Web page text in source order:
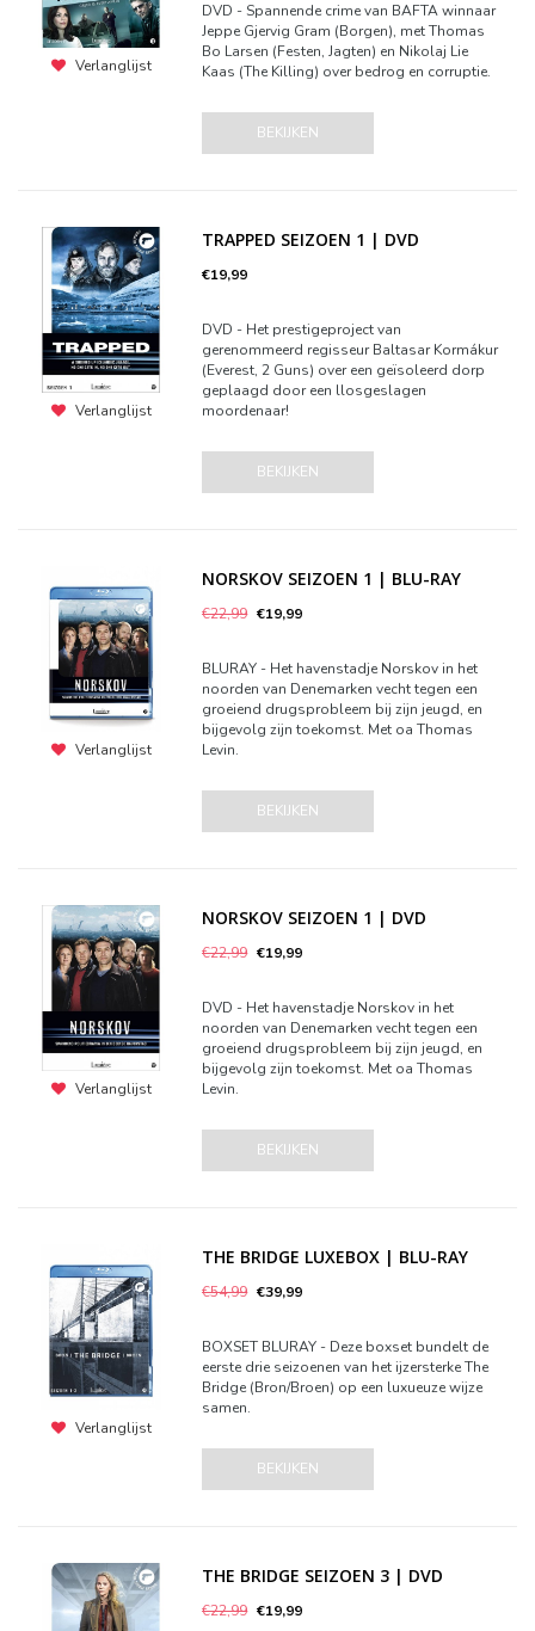
Verlanglijst
DVD - Spannende crime van BAFTA winnaar
Jeppe Gjervig Gram (Borgen), met Thomas
Bo Larsen (Festen, Jagten) en Nikolaj Lie
Kaas (The Killing) over bedrog en corruptie.
BEKIJKEN
Verlanglijst
TRAPPED SEIZOEN 1 | DVD
€19,99
DVD - Het prestigeproject van
gerenommeerd regisseur Baltasar Kormákur
(Everest, 2 Guns) over een geïsoleerd dorp
geplaagd door een llosgeslagen
moordenaar!
BEKIJKEN
Verlanglijst
NORSKOV SEIZOEN 1 | BLU-RAY
€22,99 €19,99
BLURAY - Het havenstadje Norskov in het
noorden van Denemarken vecht tegen een
groeiend drugsprobleem bij zijn jeugd, en
bijgevolg zijn toekomst. Met oa Thomas
Levin.
BEKIJKEN
Verlanglijst
NORSKOV SEIZOEN 1 | DVD
€22,99 €19,99
DVD - Het havenstadje Norskov in het
noorden van Denemarken vecht tegen een
groeiend drugsprobleem bij zijn jeugd, en
bijgevolg zijn toekomst. Met oa Thomas
Levin.
BEKIJKEN
Verlanglijst
THE BRIDGE LUXEBOX | BLU-RAY
€54,99 €39,99
BOXSET BLURAY - Deze boxset bundelt de
eerste drie seizoenen van het ijzersterke The
Bridge (Bron/Broen) op een luxueuze wijze
samen.
BEKIJKEN
THE BRIDGE SEIZOEN 3 | DVD
€22,99 €19,99